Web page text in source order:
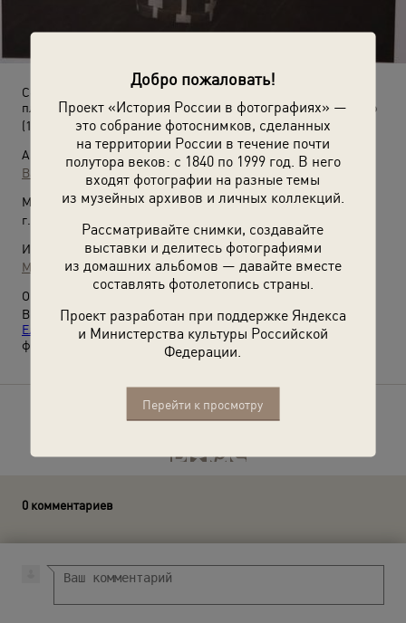
Добро пожаловать!
Проект «История России в фотографиях» —
это собрание фотоснимков, сделанных
на территории России в течение почти
полутора веков: с 1840 по 1999 год. В него
входят фотографии на разные темы
из музейных архивов и личных коллекций.
Рассматривайте снимки, создавайте
выставки и делитесь фотографиями
из домашних альбомов — давайте вместе
составлять фотолетопись страны.
Проект разработан при поддержке Яндекса
и Министерства культуры Российской
Федерации.
Перейти к просмотру
Семья Александра Родченко: брат Василий Родченко,
племянник А. В. Родченко, мать Ольга Евдокимовна Родченко
(1924 год)
Автор:
Варвара Степанова
Место съемки:
г. Москва
Источники:
МАММ / МДФ
О фотографии:
Выставки«Ой, мамочки!»,«В кругу семьи: от Ульянова до
Ельцина» и видео«ВАРСТ: Варвара Степанова»с этой
фотографией.
Расскажите друзьям об этом фото
0 комментариев